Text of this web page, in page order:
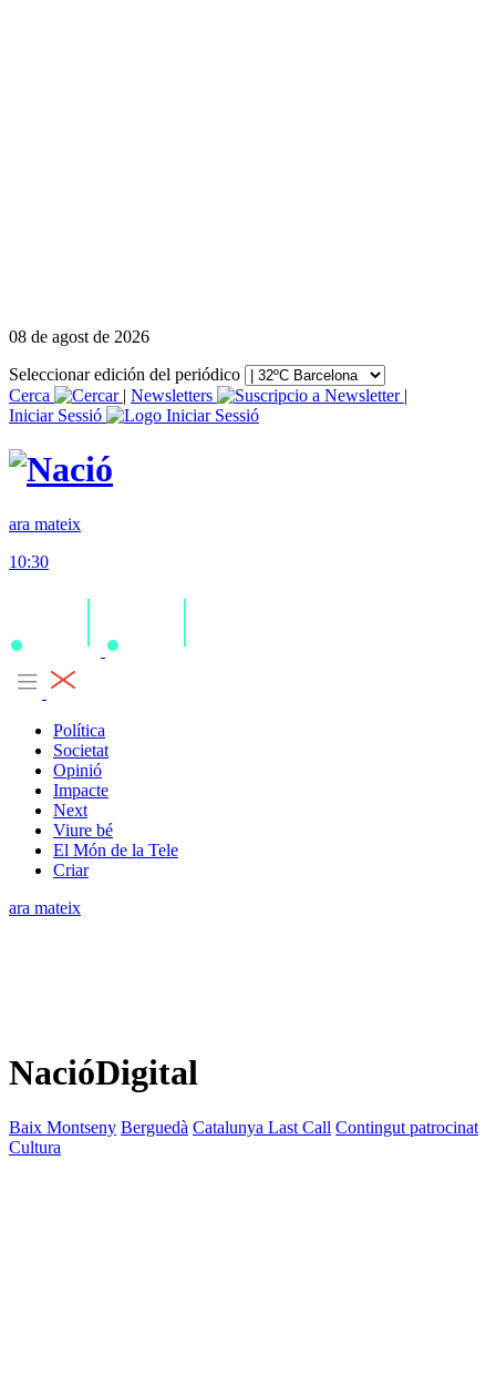
08 de agost de 2026
Seleccionar edición del periódico
Cerca
| Newsletters
|
Iniciar Sessió
ara mateix
10:30
Política
Societat
Opinió
Impacte
Next
Viure bé
El Món de la Tele
Criar
ara mateix
NacióDigital
Baix Montseny Berguedà Catalunya Last Call Contingut patrocinat
Cultura